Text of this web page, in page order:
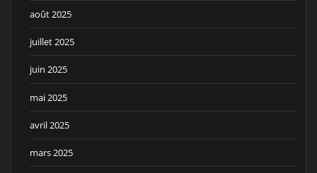
août 2025
juillet 2025
juin 2025
mai 2025
avril 2025
mars 2025